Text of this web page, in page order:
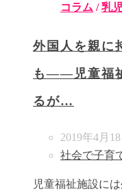
コラム /乳
外国人を親に
も――児童福
るが…
2019年4月18
社会で子育
児童福祉施設に